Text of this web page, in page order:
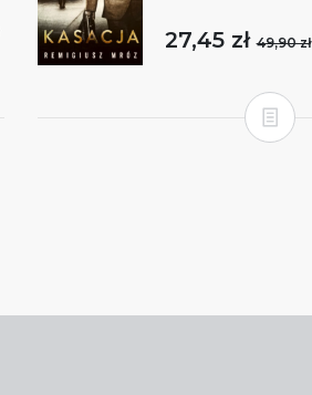
27,45 zł49,90 zł